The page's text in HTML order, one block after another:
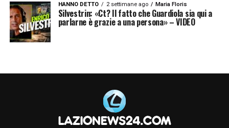
HANNO DETTO 2 settimane ago Maria Floris
Silvestrin: «Ct? Il fatto che Guardiola sia qui a
parlarne è grazie a una persona» – VIDEO